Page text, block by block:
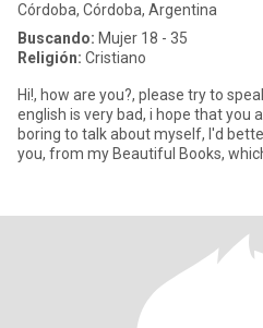
Córdoba, Córdoba, Argentina
Buscando: Mujer 18 - 35
Religión: Cristiano
Hi!, how are you?, please try to
english is very bad, i hope that you
boring to talk about myself, I'd
you, from my Beautiful Books,